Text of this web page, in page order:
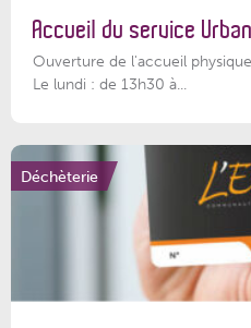
Accueil du service
Ouverture de l'accueil
Le lundi : de 13h30 à...
Déchèterie